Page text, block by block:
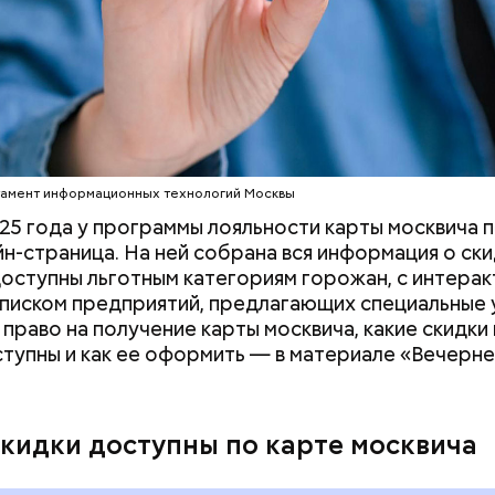
информационных технологий Москвы
года у программы лояльности карты москвича
страница. На ней собрана вся информация о
льготным категориям горожан, с
предприятий, предлагающих специальные
на получение карты москвича, какие скидки
и как ее оформить — в материале
доступны по карте москвича
день уже готово более 50 процентов
то есть около 71 километра. В 2023 году его
парка до Лосиного Острова за счет
на улицах между парками. Таким образом, уже
метро «Профсоюзная» до Лосиного Острова.
и литератор Михаил Берлиоз встретились с
Неподалеку Аннушка разлила подсолнечное
без головы. Это произошло на перекрестке
и Ермолаевского переулка. Сейчас на
знак с изображением силуэтов Воланда,
который предостерегает от разговоров с